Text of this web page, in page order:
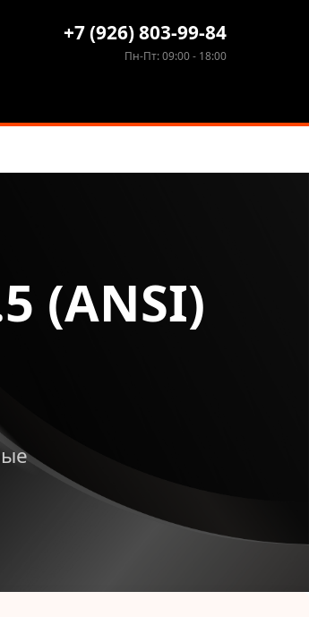
+7 (926) 803-99-84
Пн-Пт: 09:00 - 18:00
(ANSI)